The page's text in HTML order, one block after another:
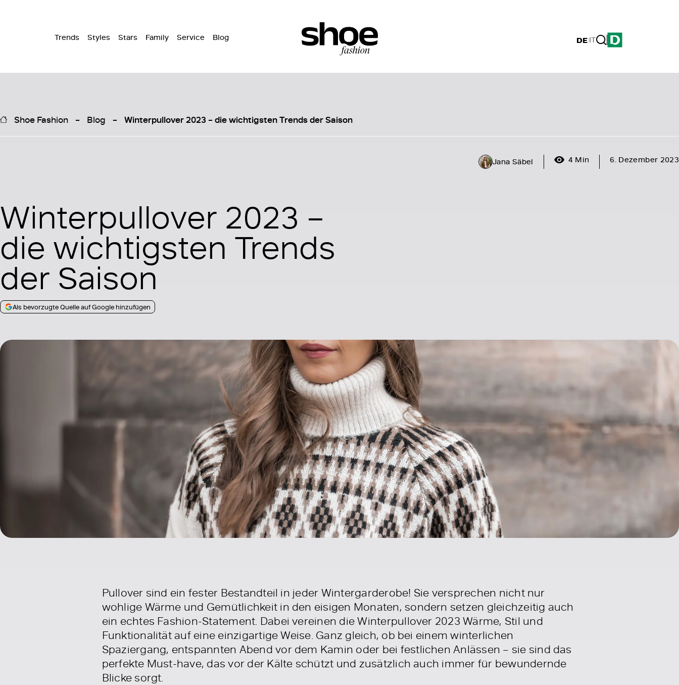
Trends Styles Stars Family Service Blog DE|IT
Shoe Fashion Blog Winterpullover 2023 – die wichtigsten Trends der Saison
Jana Säbel 4 Min 6. Dezember 2023
Winterpullover 2023 –
die wichtigsten Trends
der Saison
Als bevorzugte Quelle auf Google hinzufügen
Pullover sind ein fester Bestandteil in jeder Wintergarderobe! Sie versprechen nicht nur
wohlige Wärme und Gemütlichkeit in den eisigen Monaten, sondern setzen gleichzeitig auch
ein echtes Fashion-Statement. Dabei vereinen die Winterpullover 2023 Wärme, Stil und
Funktionalität auf eine einzigartige Weise. Ganz gleich, ob bei einem winterlichen
Spaziergang, entspannten Abend vor dem Kamin oder bei festlichen Anlässen – sie sind das
perfekte Must-have, das vor der Kälte schützt und zusätzlich auch immer für bewundernde
Blicke sorgt.